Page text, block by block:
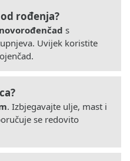
rođenja?
novorođenčad s
Uvijek koristite
. Izbjegavajte ulje, mast i
se redovito